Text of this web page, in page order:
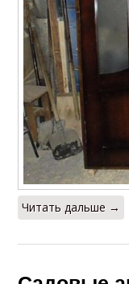
Читать дальше →